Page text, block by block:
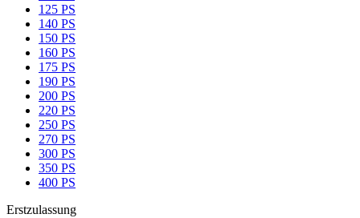
125 PS
140 PS
150 PS
160 PS
175 PS
190 PS
200 PS
220 PS
250 PS
270 PS
300 PS
350 PS
400 PS
Erstzulassung